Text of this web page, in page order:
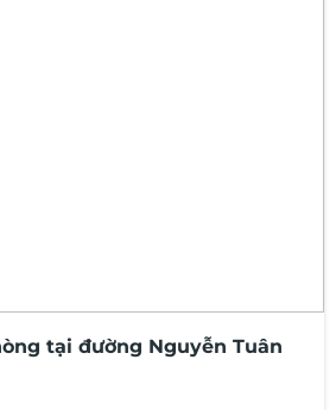
tại đường Nguyễn Tuân